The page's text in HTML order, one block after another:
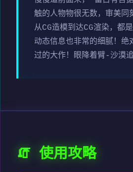
触的人物物很无数，审美
从CG造模到达CG渲染，都
动态信息也非常的细腻！绝
过的大作！眼降着臂-沙漠
🧯 使用攻略